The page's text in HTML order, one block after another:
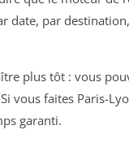
date, par
plus tôt : vous
vous faites Paris-
garanti.